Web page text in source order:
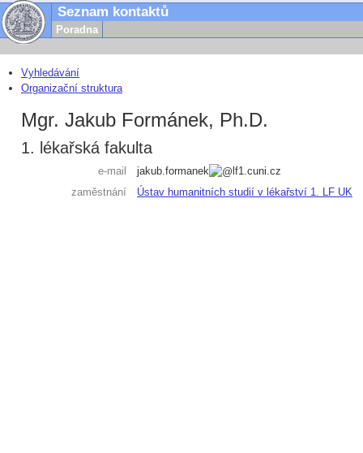
Seznam kontaktů
Poradna
Vyhledávání
Organizační struktura
Mgr. Jakub Formánek, Ph.D.
1. lékařská fakulta
e-mail jakub.formanek
lf1.cuni.cz
zaměstnání
Ústav humanitních studií v lékařství 1. LF UK